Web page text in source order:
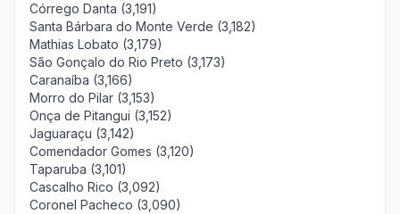
Córrego Danta (3,191)
Santa Bárbara do Monte Verde (3,182)
Mathias Lobato (3,179)
São Gonçalo do Rio Preto (3,173)
Caranaíba (3,166)
Morro do Pilar (3,153)
Onça de Pitangui (3,152)
Jaguaraçu (3,142)
Comendador Gomes (3,120)
Taparuba (3,101)
Cascalho Rico (3,092)
Coronel Pacheco (3,090)